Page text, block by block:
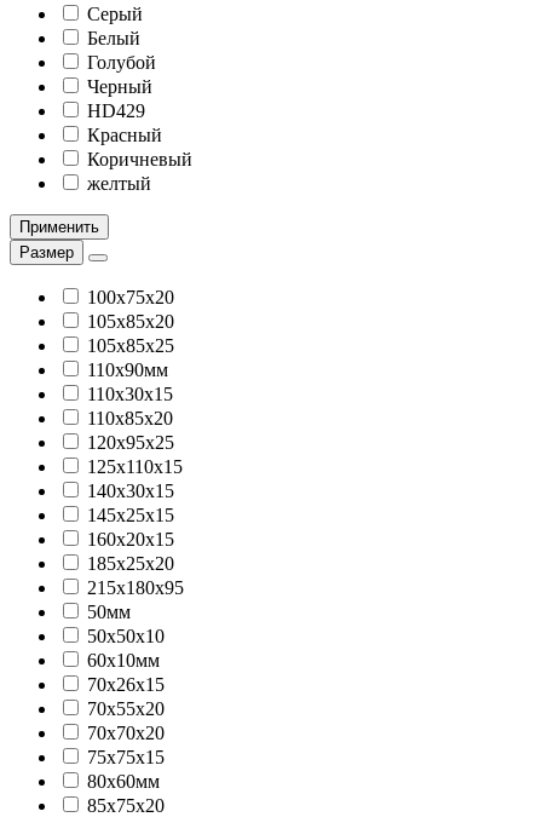
Серый
Белый
Голубой
Черный
HD429
Красный
Коричневый
желтый
Применить
Размер
100х75х20
105х85х20
105х85х25
110x90мм
110х30х15
110х85х20
120х95х25
125х110х15
140х30х15
145х25х15
160х20х15
185х25х20
215х180х95
50мм
50х50х10
60х10мм
70х26х15
70х55х20
70х70х20
75х75х15
80x60мм
85х75х20